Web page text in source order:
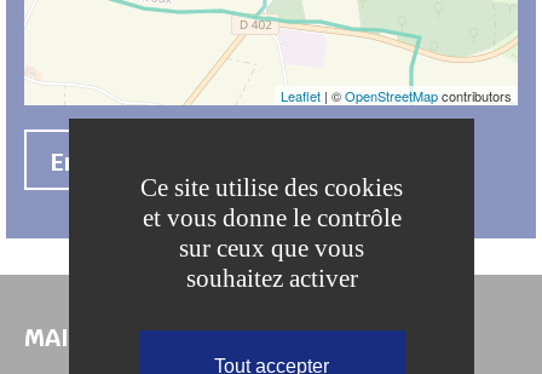
Leaflet | ©OpenStreetMapcontributors
En savoir +
MAIRIE DE COULOMMIERS
Ce site utilise des cookies
et vous donne le contrôle
sur ceux que vous
souhaitez activer
Tout accepter